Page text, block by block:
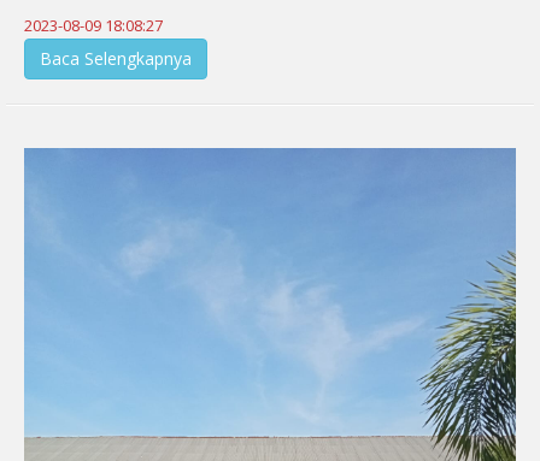
2023-08-09 18:08:27
Baca Selengkapnya